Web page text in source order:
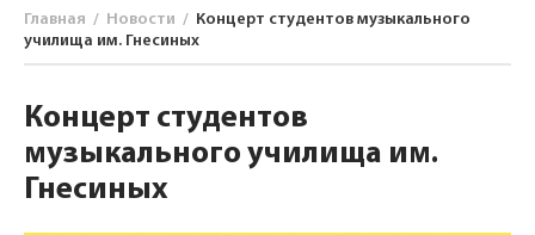
Главная / Новости / Концерт студентов музыкального
училища им. Гнесиных
Концерт студентов
музыкального училища им.
Гнесиных